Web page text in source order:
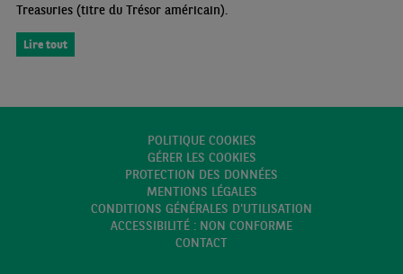
Treasuries (titre du Trésor américain).
Lire tout
POLITIQUE COOKIES
GÉRER LES COOKIES
PROTECTION DES DONNÉES
MENTIONS LÉGALES
CONDITIONS GÉNÉRALES D'UTILISATION
ACCESSIBILITÉ : NON CONFORME
CONTACT